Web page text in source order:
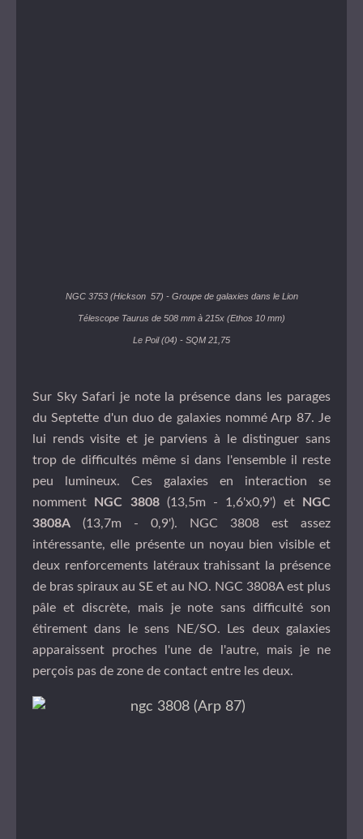
NGC 3753 (Hickson 57) - Groupe de galaxies dans le Lion
Télescope Taurus de 508 mm à 215x (Ethos 10 mm)
Le Poil (04) - SQM 21,75
Sur Sky Safari je note la présence dans les parages
du Septette d'un duo de galaxies nommé Arp 87. Je
lui rends visite et je parviens à le distinguer sans
trop de difficultés même si dans l'ensemble il reste
peu lumineux. Ces galaxies en interaction se
nomment
NGC 3808(13,5m - 1,6'x0,9') et
NGC
3808A (13,7m - 0,9'). NGC 3808 est assez
intéressante, elle présente un noyau bien visible et
deux renforcements latéraux trahissant la présence
de bras spiraux au SE et au NO. NGC 3808A est plus
pâle et discrète, mais je note sans difficulté son
étirement dans le sens NE/SO. Les deux galaxies
apparaissent proches l'une de l'autre, mais je ne
perçois pas de zone de contact entre les deux.